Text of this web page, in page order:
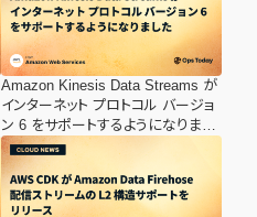
Amazon Kinesis Data Streams が
インターネット プロトコル バージョ
ン 6 をサポートするようになりまし
た